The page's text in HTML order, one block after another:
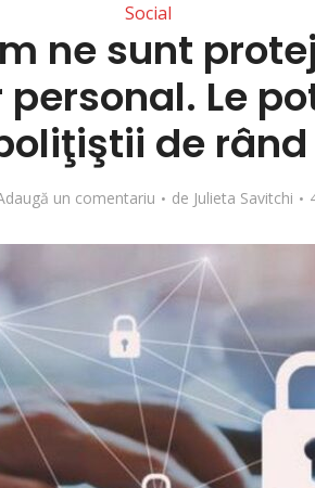
Social
ne sunt
Le
de rând
un comentariu de Julieta Savitchi